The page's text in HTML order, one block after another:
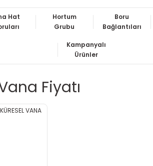
Hat
Hortum
Grubu
Boru
Bağlantıları
Kampanyalı
Ürünler
Fiyatı